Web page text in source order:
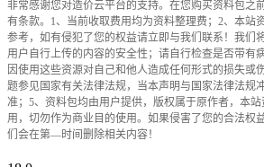
非常感谢您对造价云平台的支持。在您购买资料包之
有条款。1、当前收取费用均为资料整理费；2、本站
参考，如有侵犯了您的权益请立即与我们联系！我们
用户自行上传的内容的安全性；请自行检查是否带有
因使用这些资源对自己和他人造成任何形式的损失或
题参见国家有关法律法规，当本声明与国家法律法规
准；5、资料包均由用户提供，版权属于原作者，本
用，切勿作为商业目的使用。如果侵害了您的合法权
们会在第—时间删除相关内容！